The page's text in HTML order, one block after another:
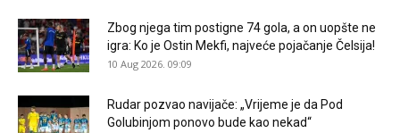
Zbog njega tim postigne 74 gola, a on uopšte ne
igra: Ko je Ostin Mekfi, najveće pojačanje Čelsija!
10 Aug 2026. 09:09
Rudar pozvao navijače: „Vrijeme je da Pod
Golubinjom ponovo bude kao nekad“